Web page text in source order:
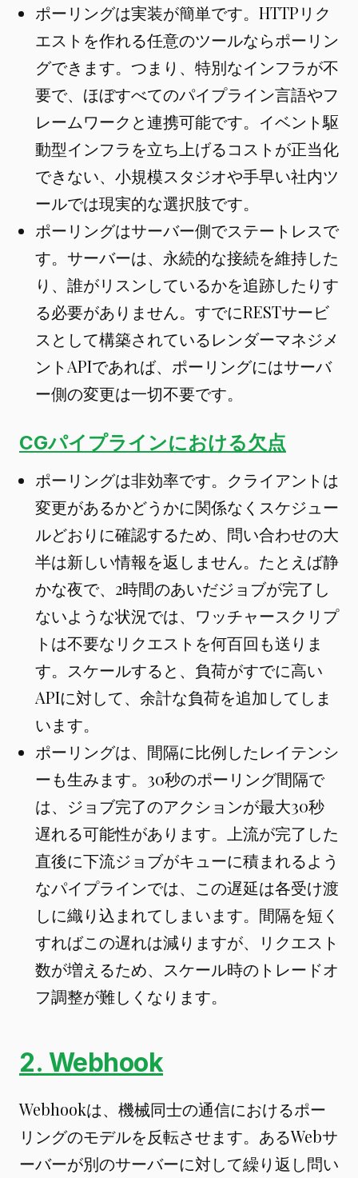
ポーリングは実装が簡単です。HTTPリク
エストを作れる任意のツールならポーリン
グできます。つまり、特別なインフラが不
要で、ほぼすべてのパイプライン言語やフ
レームワークと連携可能です。イベント駆
動型インフラを立ち上げるコストが正当化
できない、小規模スタジオや手早い社内ツ
ールでは現実的な選択肢です。
ポーリングはサーバー側でステートレスで
す。サーバーは、永続的な接続を維持した
り、誰がリスンしているかを追跡したりす
る必要がありません。すでにRESTサービ
スとして構築されているレンダーマネジメ
ントAPIであれば、ポーリングにはサーバ
ー側の変更は一切不要です。
CGパイプラインにおける欠点
ポーリングは非効率です。クライアントは
変更があるかどうかに関係なくスケジュー
ルどおりに確認するため、問い合わせの大
半は新しい情報を返しません。たとえば静
かな夜で、2時間のあいだジョブが完了し
ないような状況では、ワッチャースクリプ
トは不要なリクエストを何百回も送りま
す。スケールすると、負荷がすでに高い
APIに対して、余計な負荷を追加してしま
います。
ポーリングは、間隔に比例したレイテンシ
ーも生みます。30秒のポーリング間隔で
は、ジョブ完了のアクションが最大30秒
遅れる可能性があります。上流が完了した
直後に下流ジョブがキューに積まれるよう
なパイプラインでは、この遅延は各受け渡
しに織り込まれてしまいます。間隔を短く
すればこの遅れは減りますが、リクエスト
数が増えるため、スケール時のトレードオ
フ調整が難しくなります。
2. Webhook
Webhookは、機械同士の通信におけるポー
リングのモデルを反転させます。あるWebサ
ーバーが別のサーバーに対して繰り返し問い